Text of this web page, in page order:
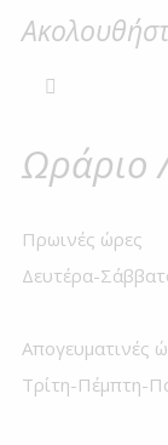
Ωράριο
Πρωινές ώρες
Δευτέρα-
Απογευματινές
Τρίτη-Πέμπτη-